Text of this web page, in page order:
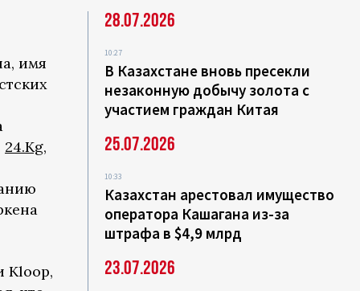
имя
24.Kg,
Kloop,
28.07.2026
10:27
В Казахстане вновь пресекли
незаконную добычу золота с
участием граждан Китая
25.07.2026
10:33
Казахстан арестовал имущество
оператора Кашагана из-за
штрафа в $4,9 млрд
23.07.2026